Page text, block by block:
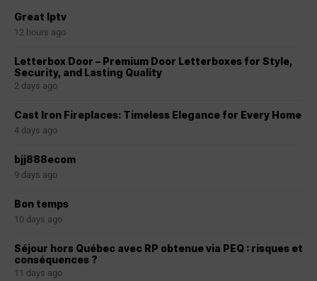
Great Iptv
12 hours ago
Letterbox Door – Premium Door Letterboxes for Style,
Security, and Lasting Quality
2 days ago
Cast Iron Fireplaces: Timeless Elegance for Every Home
4 days ago
bjj888ecom
9 days ago
Bon temps
10 days ago
Séjour hors Québec avec RP obtenue via PEQ : risques et
conséquences ?
11 days ago